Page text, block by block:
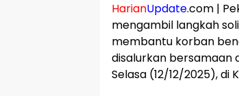
HarianUpdate.com |
mengambil langkah
membantu korban
disalurkan bersamaan
Selasa (12/12/2025), di